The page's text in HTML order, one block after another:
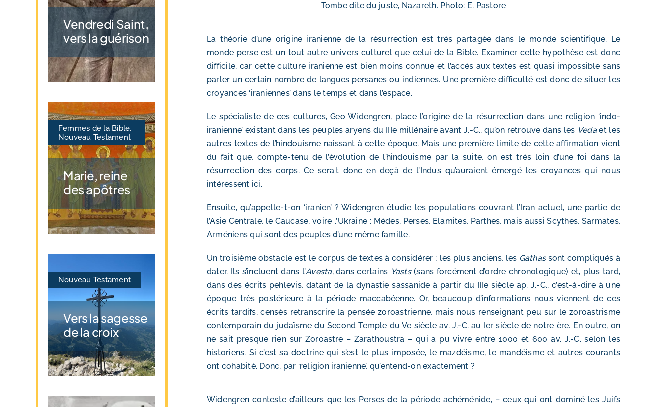
Vendredi Saint,
vers la guérison
Femmes de la Bible,
Nouveau Testament
Marie, reine
des apôtres
Nouveau Testament
Vers la sagesse
de la croix
Tombe dite du juste, Nazareth. Photo: E. Pastore
La théorie d’une origine iranienne de la résurrection est très partagée dans le monde scientifique. Le
monde perse est un tout autre univers culturel que celui de la Bible. Examiner cette hypothèse est donc
difficile, car cette culture iranienne est bien moins connue et l’accès aux textes est quasi impossible sans
parler un certain nombre de langues persanes ou indiennes. Une première difficulté est donc de situer les
croyances ‘iraniennes’ dans le temps et dans l’espace.
Le spécialiste de ces cultures, Geo Widengren, place l’origine de la résurrection dans une religion ‘indo-
iranienne’ existant dans les peuples aryens du IIIe millénaire avant J.-C., qu’on retrouve dans les Vedaet les
autres textes de l’hindouisme naissant à cette époque. Mais une première limite de cette affirmation vient
du fait que, compte-tenu de l’évolution de l’hindouisme par la suite, on est très loin d’une foi dans la
résurrection des corps. Ce serait donc en deçà de l’Indus qu’auraient émergé les croyances qui nous
intéressent ici.
Ensuite, qu’appelle-t-on ‘iranien’ ? Widengren étudie les populations couvrant l’Iran actuel, une partie de
l’Asie Centrale, le Caucase, voire l’Ukraine : Mèdes, Perses, Elamites, Parthes, mais aussi Scythes, Sarmates,
Arméniens qui sont des peuples d’une même famille.
Un troisième obstacle est le corpus de textes à considérer ; les plus anciens, les Gathassont compliqués à
dater. Ils s’incluent dans l’Avesta, dans certains Yasts(sans forcément d’ordre chronologique) et, plus tard,
dans des écrits pehlevis, datant de la dynastie sassanide à partir du IIIe siècle ap. J.-C., c’est-à-dire à une
époque très postérieure à la période maccabéenne. Or, beaucoup d’informations nous viennent de ces
écrits tardifs, censés retranscrire la pensée zoroastrienne, mais nous renseignant peu sur le zoroastrisme
contemporain du judaïsme du Second Temple du Ve siècle av. J.-C. au Ier siècle de notre ère. En outre, on
ne sait presque rien sur Zoroastre – Zarathoustra – qui a pu vivre entre 1000 et 600 av. J.-C. selon les
historiens. Si c’est sa doctrine qui s’est le plus imposée, le mazdéisme, le mandéisme et autres courants
ont cohabité. Donc, par ‘religion iranienne’, qu’entend-on exactement ?
Widengren conteste d’ailleurs que les Perses de la période achéménide, – ceux qui ont dominé les Juifs